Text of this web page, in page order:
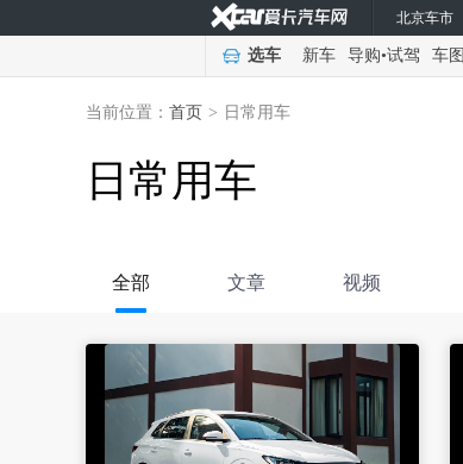
北京车市
选车 新车 导购•试驾 车图
当前位置： 首页 > 日常用车
日常用车
全部 文章 视频